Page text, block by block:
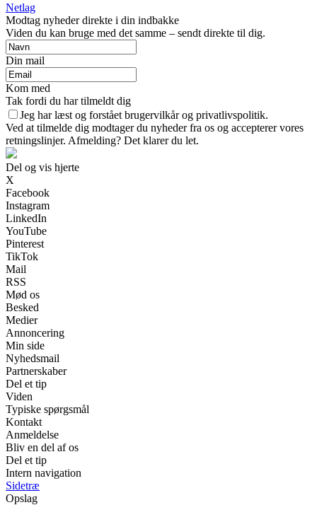
Netlag
Modtag nyheder direkte i din indbakke
Viden du kan bruge med det samme – sendt direkte til dig.
Din mail
Kom med
Tak fordi du har tilmeldt dig
Jeg har læst og forstået brugervilkår og privatlivspolitik.
Ved at tilmelde dig modtager du nyheder fra os og accepterer vores
retningslinjer. Afmelding? Det klarer du let.
Del og vis hjerte
X
Facebook
Instagram
LinkedIn
YouTube
Pinterest
TikTok
Mail
RSS
Mød os
Besked
Medier
Annoncering
Min side
Nyhedsmail
Partnerskaber
Del et tip
Viden
Typiske spørgsmål
Kontakt
Anmeldelse
Bliv en del af os
Del et tip
Intern navigation
Sidetræ
Opslag